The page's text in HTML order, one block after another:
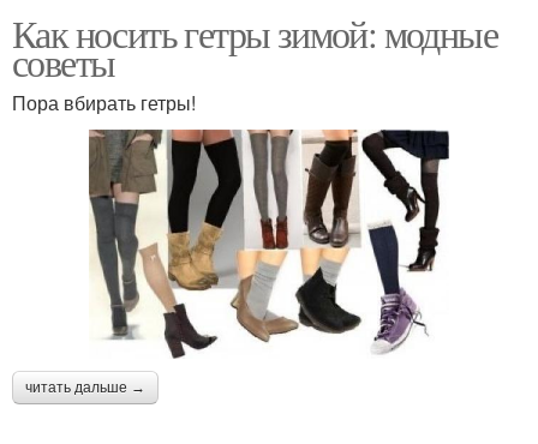
Как носить гетры зимой: модные
советы
Пора вбирать гетры!
читать дальше →